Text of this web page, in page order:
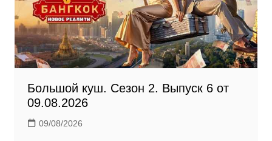
k
i
Большой куш. Сезон 2. Выпуск 6 от
09.08.2026
09/08/2026